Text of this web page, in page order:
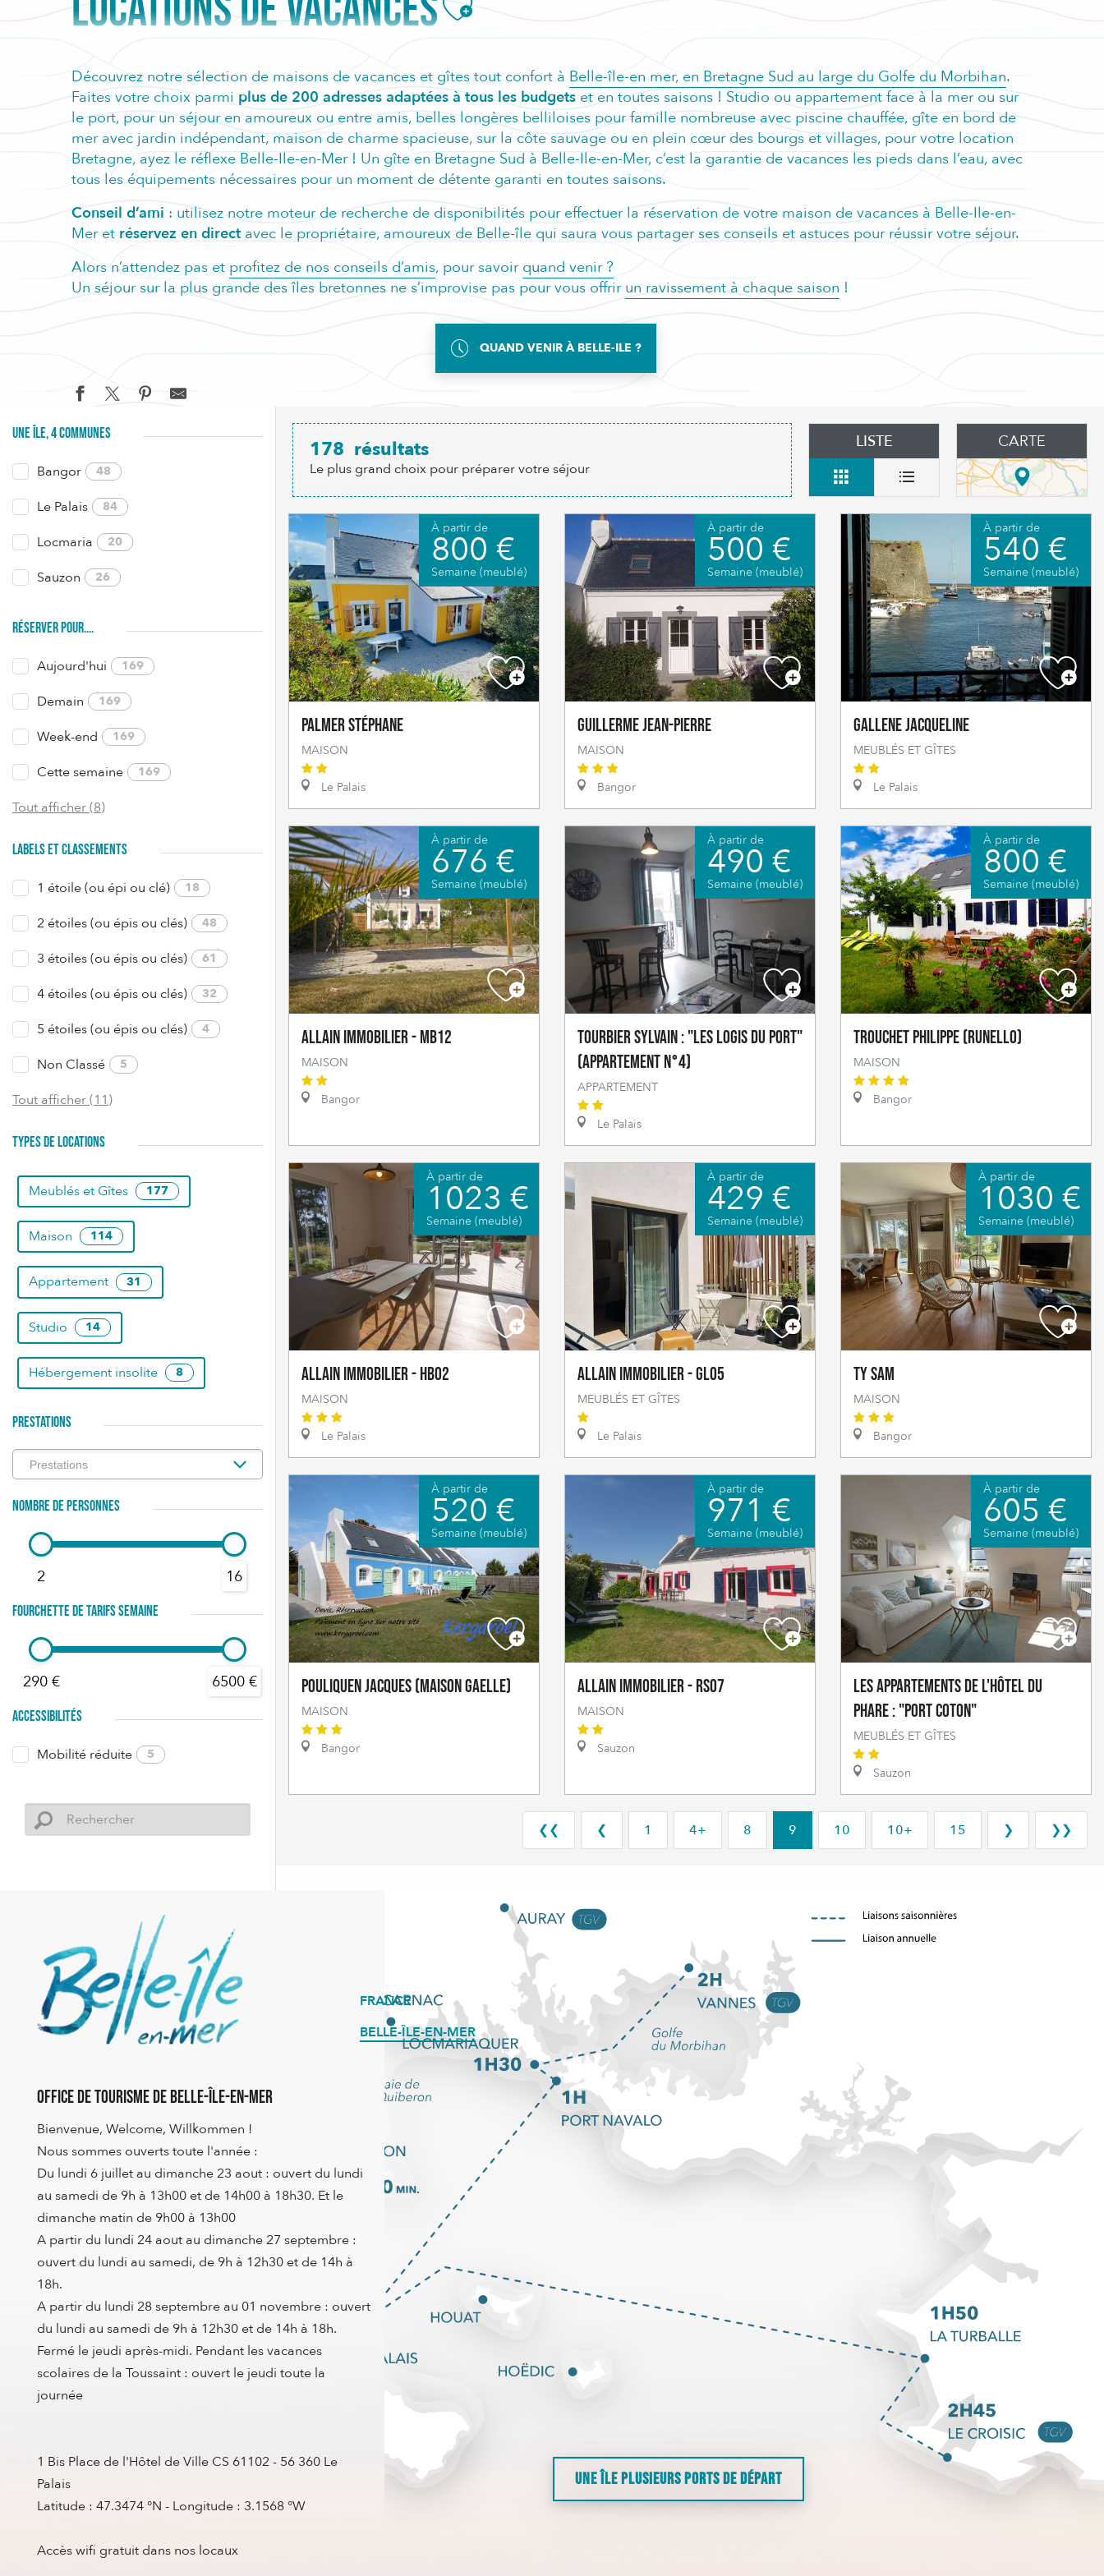
Découvrez notre sélection de maisons de vacances et gîtes tout confort à Belle-île-en mer, en Bretagne Sud au large du Golfe du Morbihan.
Faites votre choix parmi plus de 200 adresses adaptées à tous les budgets et en toutes saisons ! Studio ou appartement face à la mer ou sur
le port, pour un séjour en amoureux ou entre amis, belles longères belliloises pour famille nombreuse avec piscine chauffée, gîte en bord de
mer avec jardin indépendant, maison de charme spacieuse, sur la côte sauvage ou en plein cœur des bourgs et villages, pour votre location
Bretagne, ayez le réflexe Belle-Ile-en-Mer ! Un gîte en Bretagne Sud à Belle-Ile-en-Mer, c’est la garantie de vacances les pieds dans l’eau, avec
tous les équipements nécessaires pour un moment de détente garanti en toutes saisons.
Conseil d’ami : utilisez notre moteur de recherche de disponibilités pour effectuer la réservation de votre maison de vacances à Belle-Ile-en-
Mer et réservez en direct avec le propriétaire, amoureux de Belle-île qui saura vous partager ses conseils et astuces pour réussir votre séjour.
Alors n’attendez pas et profitez de nos conseils d’amis, pour savoir quand venir ?
Un séjour sur la plus grande des îles bretonnes ne s’improvise pas pour vous offrir un ravissement à chaque saison !
QUAND VENIR À BELLE-ILE ?
UNE ÎLE, 4 COMMUNES
Bangor 48
Le Palais 84
Locmaria 20
Sauzon 26
RÉSERVER POUR....
Aujourd'hui 169
Demain 169
Week-end 169
Cette semaine 169
Tout afficher (8)
LABELS ET CLASSEMENTS
1 étoile (ou épi ou clé) 18
2 étoiles (ou épis ou clés) 48
3 étoiles (ou épis ou clés) 61
4 étoiles (ou épis ou clés) 32
5 étoiles (ou épis ou clés) 4
Non Classé 5
Tout afficher (11)
TYPES DE LOCATIONS
Meublés et Gîtes 177
Maison 114
Appartement 31
Studio 14
Hébergement insolite 8
PRESTATIONS
NOMBRE DE PERSONNES
2 16
FOURCHETTE DE TARIFS SEMAINE
290 € 6500 €
ACCESSIBILITÉS
Mobilité réduite 5
178 résultats
Le plus grand choix pour préparer votre séjour
LISTE CARTE
À partir de
800 €
Semaine (meublé)
PALMER Stéphane
MAISON
Le Palais
À partir de
500 €
Semaine (meublé)
GUILLERME Jean-Pierre
MAISON
Bangor
À partir de
540 €
Semaine (meublé)
GALLENE Jacqueline
MEUBLÉS ET GÎTES
Le Palais
À partir de
676 €
Semaine (meublé)
Allain Immobilier - MB12
MAISON
Bangor
À partir de
490 €
Semaine (meublé)
TOURBIER Sylvain : "Les logis du port"
(appartement n°4)
APPARTEMENT
Le Palais
À partir de
800 €
Semaine (meublé)
TROUCHET Philippe (Runello)
MAISON
Bangor
À partir de
1023 €
Semaine (meublé)
Allain Immobilier - HB02
MAISON
Le Palais
À partir de
429 €
Semaine (meublé)
Allain Immobilier - GL05
MEUBLÉS ET GÎTES
Le Palais
À partir de
1030 €
Semaine (meublé)
Ty Sam
MAISON
Bangor
À partir de
520 €
Semaine (meublé)
POULIQUEN Jacques (Maison Gaelle)
MAISON
Bangor
À partir de
971 €
Semaine (meublé)
Allain Immobilier - RS07
MAISON
Sauzon
À partir de
605 €
Semaine (meublé)
Les Appartements de l'Hôtel du
Phare : "Port coton"
MEUBLÉS ET GÎTES
Sauzon
❮❮ ❮ 1 4+ 8 9 10 10+ 15 ❯ ❯❯
Office de Tourisme de Belle-Île-en-Mer
Bienvenue, Welcome, Willkommen !
Nous sommes ouverts toute l'année :
Du lundi 6 juillet au dimanche 23 aout : ouvert du lundi
au samedi de 9h à 13h00 et de 14h00 à 18h30. Et le
dimanche matin de 9h00 à 13h00
A partir du lundi 24 aout au dimanche 27 septembre :
ouvert du lundi au samedi, de 9h à 12h30 et de 14h à
18h.
A partir du lundi 28 septembre au 01 novembre : ouvert
du lundi au samedi de 9h à 12h30 et de 14h à 18h.
Fermé le jeudi après-midi. Pendant les vacances
scolaires de la Toussaint : ouvert le jeudi toute la
journée
1 Bis Place de l'Hôtel de Ville CS 61102 - 56 360 Le
Palais
Latitude : 47.3474 °N - Longitude : 3.1568 °W
Accès wifi gratuit dans nos locaux
FRANCE
BELLE-ÎLE-EN-MER
UNE ÎLE PLUSIEURS PORTS DE DÉPART